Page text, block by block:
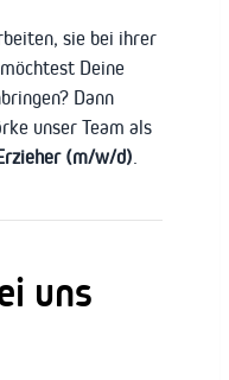
sie bei ihrer
Deine
Dann
unser Team als
(m/w/d)
uns